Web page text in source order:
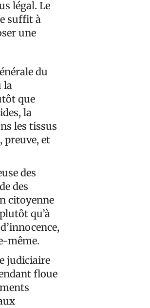
légal. Le
suffit à
une
du
la
que
la
les tissus
preuve, et
des
des
citoyenne
qu’à
même.
judiciaire
floue